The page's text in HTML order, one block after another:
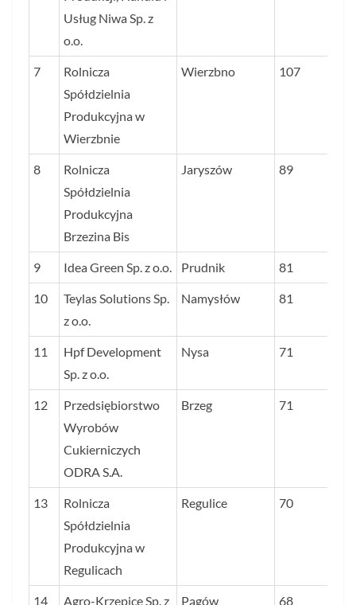
Usług Niwa Sp. z
o.o.
7
Rolnicza
Spółdzielnia
Produkcyjna w
Wierzbnie
Wierzbno 107
8
Rolnicza
Spółdzielnia
Produkcyjna
Brzezina Bis
Jaryszów 89
9 Idea Green Sp. z o.o. Prudnik 81
10
Teylas Solutions Sp.
z o.o.
Namysłów 81
11
Hpf Development
Sp. z o.o.
Nysa 71
12
Przedsiębiorstwo
Wyrobów
Cukierniczych
ODRA S.A.
Brzeg 71
13
Rolnicza
Spółdzielnia
Produkcyjna w
Regulicach
Regulice 70
14 Agro-Krzepice Sp. z Pągów 68